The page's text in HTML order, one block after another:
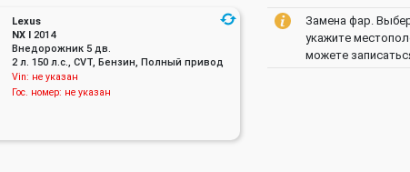
Lexus
NX I 2014
Внедорожник 5 дв.
2 л. 150 л.с., CVT, Бензин, Полный привод
Vin: не указан
Гос. номер: не указан
Замена фар.
укажите
можете